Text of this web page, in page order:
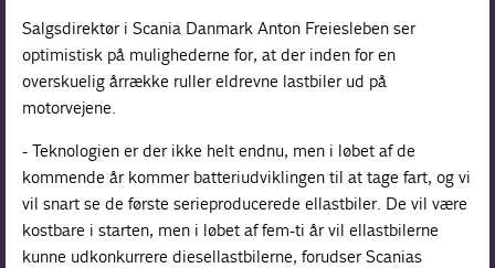
Salgsdirektør i Scania Danmark Anton Freiesleben ser
optimistisk på mulighederne for, at der inden for en
overskuelig årrække ruller eldrevne lastbiler ud på
motorvejene.
- Teknologien er der ikke helt endnu, men i løbet af de
kommende år kommer batteriudviklingen til at tage fart, og vi
vil snart se de første serieproducerede ellastbiler. De vil være
kostbare i starten, men i løbet af fem-ti år vil ellastbilerne
kunne udkonkurrere diesellastbilerne, forudser Scanias